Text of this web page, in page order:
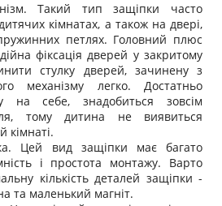
Такий тип защіпки часто
кімнатах, а також на двері,
петлях. Головний плюс
фіксація дверей у закритому
стулку дверей, зачинену з
механізму легко. Достатньо
на себе, знадобиться зовсім
тому дитина не виявиться
кімнаті.
Цей вид защіпки має багато
і простота монтажу. Варто
кількість деталей защіпки -
та маленький магніт.